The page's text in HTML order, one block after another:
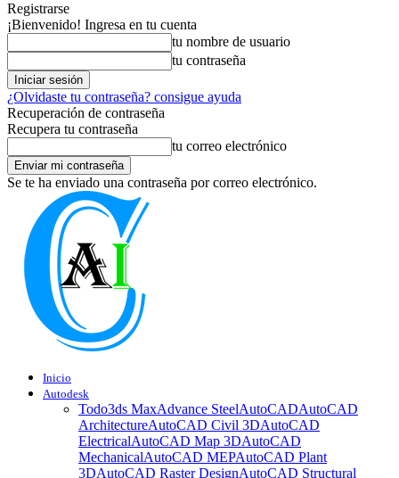
Registrarse
¡Bienvenido! Ingresa en tu cuenta
tu nombre de usuario
tu contraseña
¿Olvidaste tu contraseña? consigue ayuda
Recuperación de contraseña
Recupera tu contraseña
tu correo electrónico
Se te ha enviado una contraseña por correo electrónico.
Inicio
Autodesk
Todo3ds MaxAdvance SteelAutoCADAutoCAD
ArchitectureAutoCAD Civil 3DAutoCAD
ElectricalAutoCAD Map 3DAutoCAD
MechanicalAutoCAD MEPAutoCAD Plant
3DAutoCAD Raster DesignAutoCAD Structural